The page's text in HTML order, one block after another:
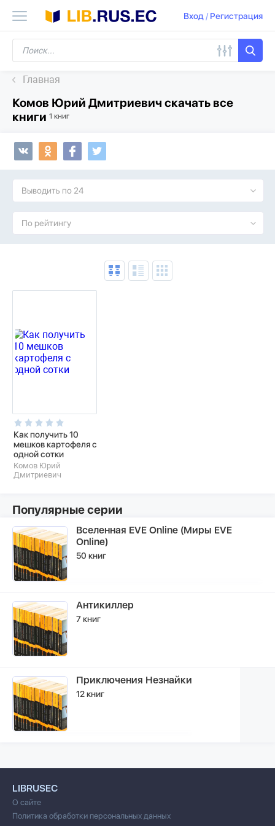
Вход/ Регистрация
Главная
Комов Юрий Дмитриевич скачать все
книги 1 книг
Выводить по 24
По рейтингу
Как получить 10
мешков картофеля с
одной сотки
Комов Юрий
Дмитриевич
Популярные серии
Вселенная EVE Online (Миры EVE
Online)
50 книг
Антикиллер
7 книг
Приключения Незнайки
12 книг
LIBRUSEC
О сайте
Политика обработки персональных данных